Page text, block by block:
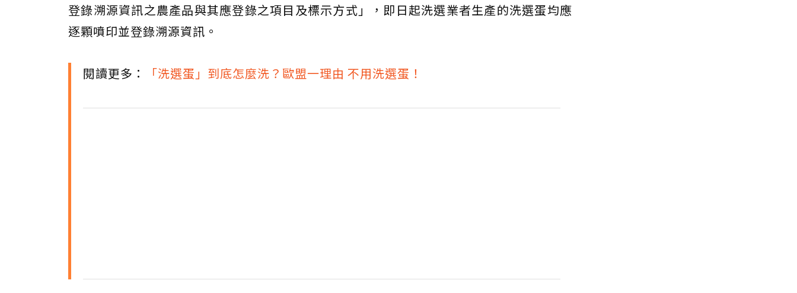
登錄溯源資訊之農產品與其應登錄之項目及標示方式」，即日起洗選業者生產的洗選蛋均應
逐顆噴印並登錄溯源資訊。
閱讀更多： 「洗選蛋」到底怎麼洗？歐盟一理由 不用洗選蛋！